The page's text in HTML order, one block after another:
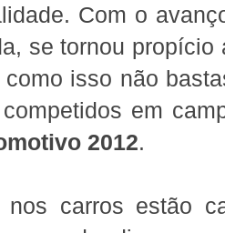
Com o
se tornou propício
isso não
em
2012.
nos carros estão